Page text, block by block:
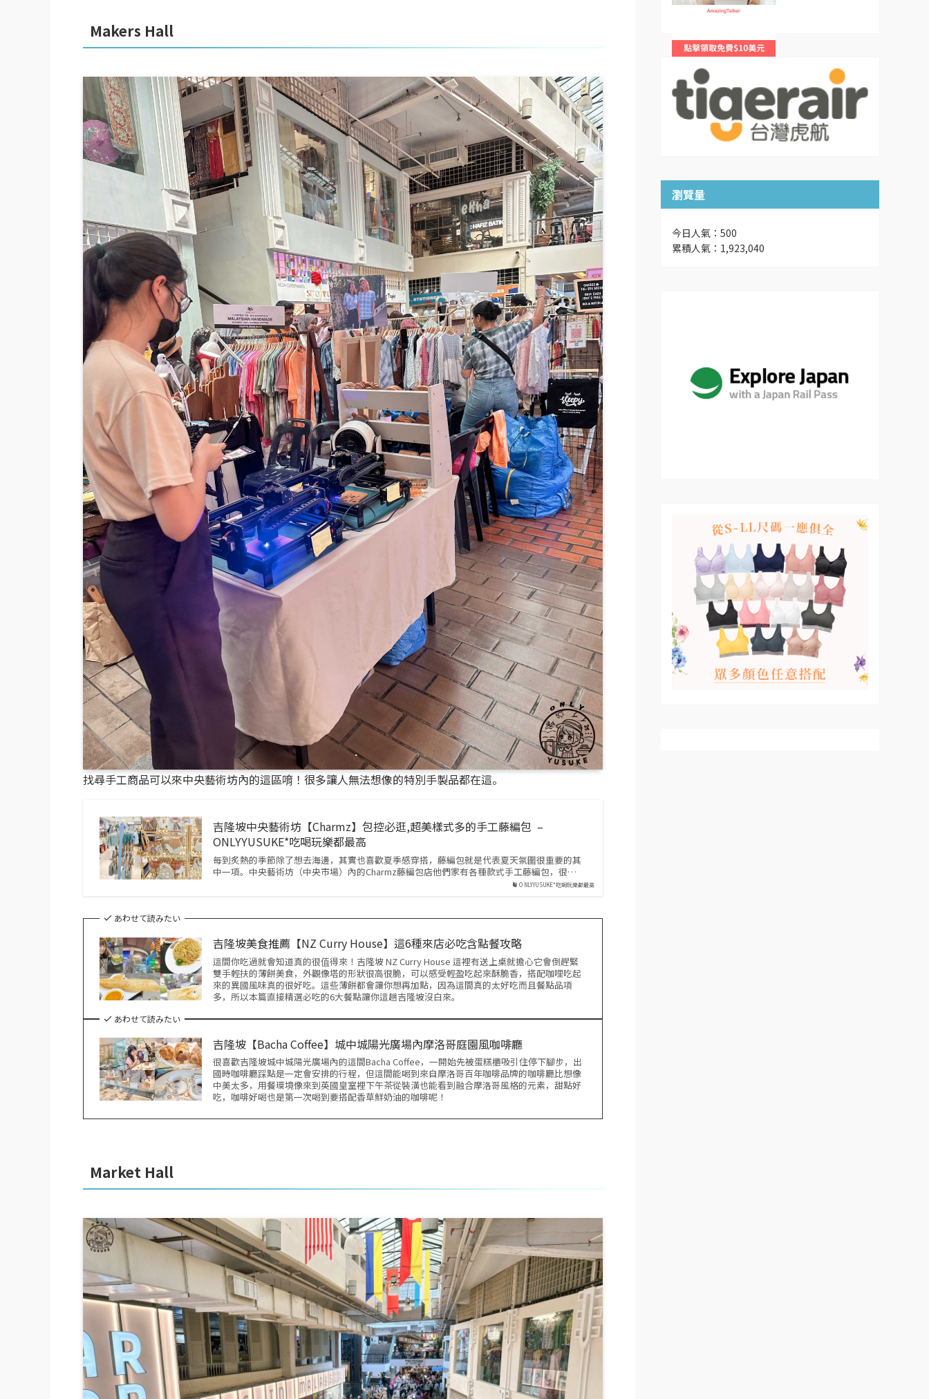
Makers Hall
找尋手工商品可以來中央藝術坊內的這區唷！很多讓人無法想像的特別手製品都在這。
ONLYYUSUKE*吃喝玩樂都最高
吉隆坡中央藝術坊【Charmz】包控必逛,超美樣式多的手工藤編包 –
ONLYYUSUKE*吃喝玩樂都最高
每到炙熱的季節除了想去海邊，其實也喜歡夏季感穿搭，藤編包就是代表夏天氛圍很重要的其
中一項。中央藝術坊（中央市場）內的Charmz藤編包店他們家有各種款式手工藤編包，很…
あわせて読みたい
吉隆坡美食推薦【NZ Curry House】這6種來店必吃含點餐攻略
這間你吃過就會知道真的很值得來！吉隆坡 NZ Curry House 這裡有送上桌就擔心它會倒趕緊
雙手輕扶的薄餅美食，外觀像塔的形狀很高很脆，可以感受輕盈吃起來酥脆香，搭配咖哩吃起
來的異國風味真的很好吃。這些薄餅都會讓你想再加點，因為這間真的太好吃而且餐點品項
多，所以本篇直接精選必吃的6大餐點讓你這趟吉隆坡沒白來。
あわせて読みたい
吉隆坡【Bacha Coffee】城中城陽光廣場內摩洛哥庭園風咖啡廳
很喜歡吉隆坡城中城陽光廣場內的這間Bacha Coffee，一開始先被蛋糕櫃吸引住停下腳步，出
國時咖啡廳踩點是一定會安排的行程，但這間能喝到來自摩洛哥百年咖啡品牌的咖啡廳比想像
中美太多，用餐環境像來到英國皇室裡下午茶從裝潢也能看到融合摩洛哥風格的元素，甜點好
吃，咖啡好喝也是第一次喝到要搭配香草鮮奶油的咖啡呢！
Market Hall
瀏覽量
今日人氣：500
累積人氣：1,923,040